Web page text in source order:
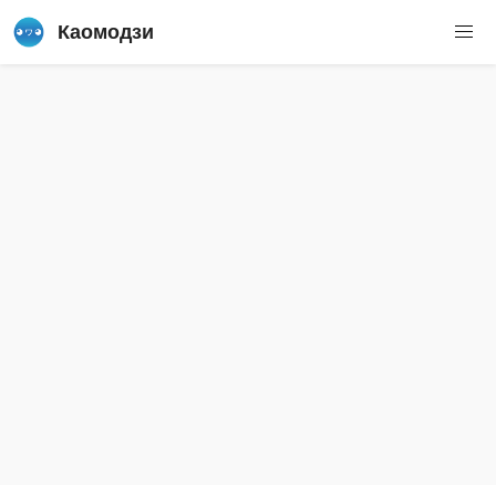
Каомодзи